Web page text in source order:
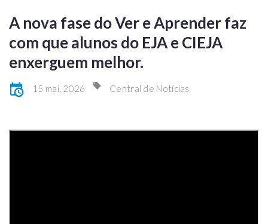
A nova fase do Ver e Aprender faz
com que alunos do EJA e CIEJA
enxerguem melhor.
15 mai, 2026 Central de Notícias